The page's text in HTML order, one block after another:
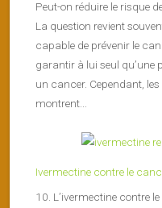
Peut-on réduire le risque
La question revient
capable de prévenir le
garantir à lui seul qu’une
un cancer. Cependant,
montrent...
Ivermectine contre le
10. L’ivermectine contre